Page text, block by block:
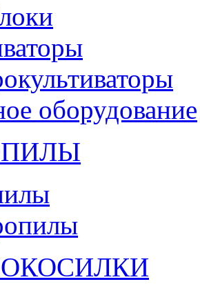
оборудование